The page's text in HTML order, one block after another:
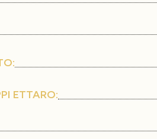
ETTARO: